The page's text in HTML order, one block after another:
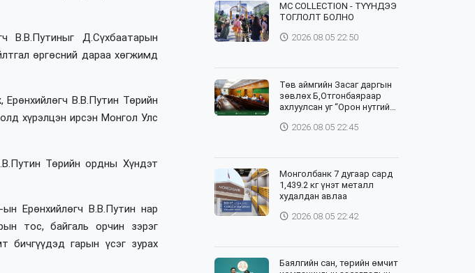
В.В.Путиныг Д.Сүхбаатарын
өргөсний дараа хөгжимд
Ерөнхийлөгч В.В.Путин Төрийн
хүрэлцэн ирсэн Монгол Улс
Төрийн ордны Хүндэт
Ерөнхийлөгч В.В.Путин нар
тос, байгаль орчин зэрэг
бичгүүдэд гарын үсэг зурах
⁣MC COLLECTION - ТҮҮНДЭЭ
ТОГЛОЛТ БОЛНО
2026.08.05 22:50
Төв аймгийн Засаг даргын
зөвлөх Б,Отгонбаяраар
ахлуулсан уг “Орон нутгийн
танхим хослуулан зохион
2026.08.05 22:45
Монголбанк 7 дугаар сард
1,439.2 кг үнэт металл
худалдан авлаа
2026.08.05 22:42
Баялгийн сан, төрийн өмчит